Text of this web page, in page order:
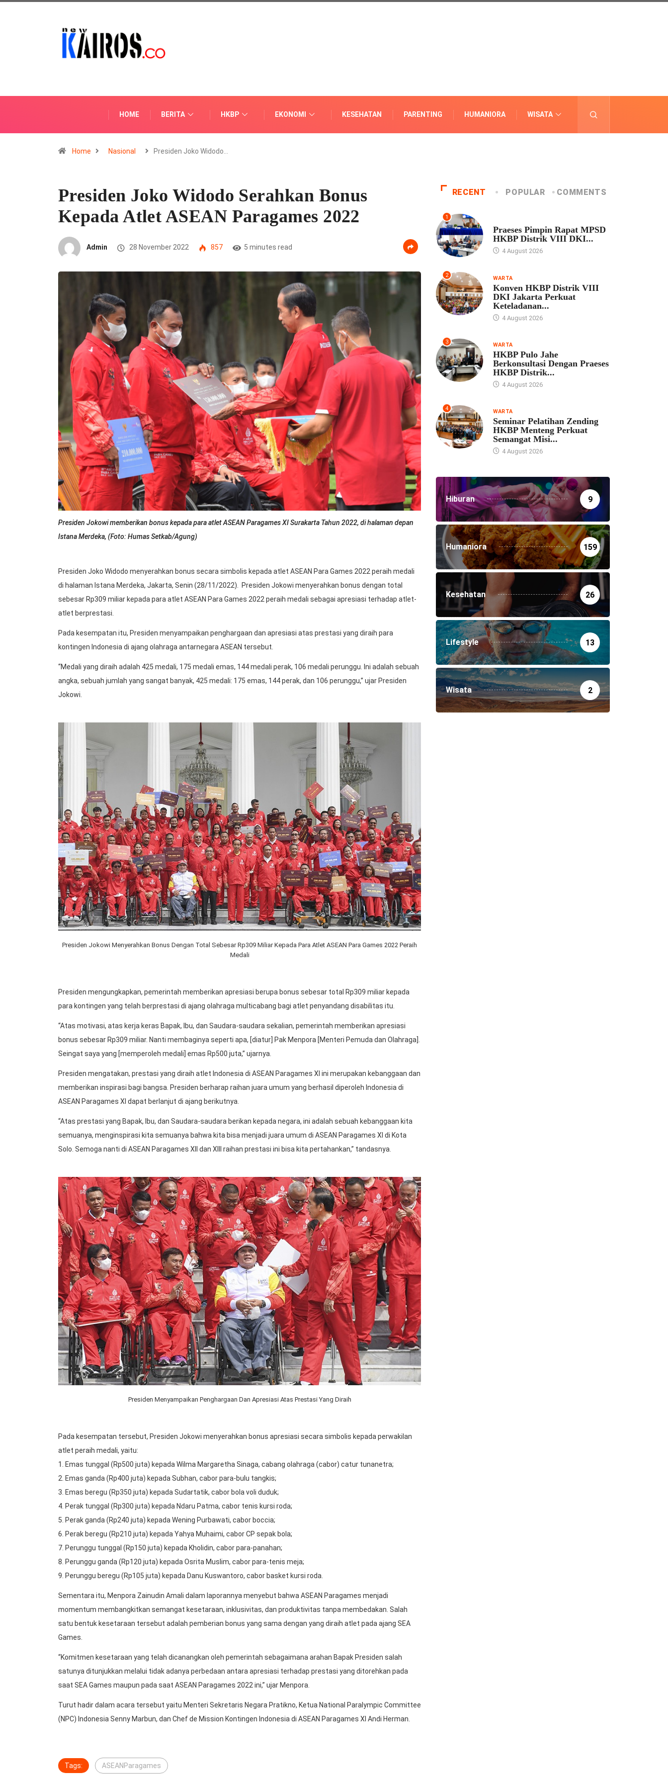
HOME BERITA HKBP EKONOMI KESEHATAN PARENTING HUMANIORA WISATA
Home Nasional Presiden Joko Widodo…
Presiden Joko Widodo Serahkan Bonus
Kepada Atlet ASEAN Paragames 2022
Admin 28 November 2022 857 5 minutes read
Presiden Jokowi memberikan bonus kepada para atlet ASEAN Paragames XI Surakarta Tahun 2022, di halaman depan
Istana Merdeka, (Foto: Humas Setkab/Agung)
Presiden Joko Widodo menyerahkan bonus secara simbolis kepada atlet ASEAN Para Games 2022 peraih medali
di halaman Istana Merdeka, Jakarta, Senin (28/11/2022). Presiden Jokowi menyerahkan bonus dengan total
sebesar Rp309 miliar kepada para atlet ASEAN Para Games 2022 peraih medali sebagai apresiasi terhadap atlet-
atlet berprestasi.
Pada kesempatan itu, Presiden menyampaikan penghargaan dan apresiasi atas prestasi yang diraih para
kontingen Indonesia di ajang olahraga antarnegara ASEAN tersebut.
“Medali yang diraih adalah 425 medali, 175 medali emas, 144 medali perak, 106 medali perunggu. Ini adalah sebuah
angka, sebuah jumlah yang sangat banyak, 425 medali: 175 emas, 144 perak, dan 106 perunggu,” ujar Presiden
Jokowi.
Presiden Jokowi Menyerahkan Bonus Dengan Total Sebesar Rp309 Miliar Kepada Para Atlet ASEAN Para Games 2022 Peraih
Medali
Presiden mengungkapkan, pemerintah memberikan apresiasi berupa bonus sebesar total Rp309 miliar kepada
para kontingen yang telah berprestasi di ajang olahraga multicabang bagi atlet penyandang disabilitas itu.
“Atas motivasi, atas kerja keras Bapak, Ibu, dan Saudara-saudara sekalian, pemerintah memberikan apresiasi
bonus sebesar Rp309 miliar. Nanti membaginya seperti apa, [diatur] Pak Menpora [Menteri Pemuda dan Olahraga].
Seingat saya yang [memperoleh medali] emas Rp500 juta,” ujarnya.
Presiden mengatakan, prestasi yang diraih atlet Indonesia di ASEAN Paragames XI ini merupakan kebanggaan dan
memberikan inspirasi bagi bangsa. Presiden berharap raihan juara umum yang berhasil diperoleh Indonesia di
ASEAN Paragames XI dapat berlanjut di ajang berikutnya.
“Atas prestasi yang Bapak, Ibu, dan Saudara-saudara berikan kepada negara, ini adalah sebuah kebanggaan kita
semuanya, menginspirasi kita semuanya bahwa kita bisa menjadi juara umum di ASEAN Paragames XI di Kota
Solo. Semoga nanti di ASEAN Paragames XII dan XIII raihan prestasi ini bisa kita pertahankan,” tandasnya.
Presiden Menyampaikan Penghargaan Dan Apresiasi Atas Prestasi Yang Diraih
Pada kesempatan tersebut, Presiden Jokowi menyerahkan bonus apresiasi secara simbolis kepada perwakilan
atlet peraih medali, yaitu:
1. Emas tunggal (Rp500 juta) kepada Wilma Margaretha Sinaga, cabang olahraga (cabor) catur tunanetra;
2. Emas ganda (Rp400 juta) kepada Subhan, cabor para-bulu tangkis;
3. Emas beregu (Rp350 juta) kepada Sudartatik, cabor bola voli duduk;
4. Perak tunggal (Rp300 juta) kepada Ndaru Patma, cabor tenis kursi roda;
5. Perak ganda (Rp240 juta) kepada Wening Purbawati, cabor boccia;
6. Perak beregu (Rp210 juta) kepada Yahya Muhaimi, cabor CP sepak bola;
7. Perunggu tunggal (Rp150 juta) kepada Kholidin, cabor para-panahan;
8. Perunggu ganda (Rp120 juta) kepada Osrita Muslim, cabor para-tenis meja;
9. Perunggu beregu (Rp105 juta) kepada Danu Kuswantoro, cabor basket kursi roda.
Sementara itu, Menpora Zainudin Amali dalam laporannya menyebut bahwa ASEAN Paragames menjadi
momentum membangkitkan semangat kesetaraan, inklusivitas, dan produktivitas tanpa membedakan. Salah
satu bentuk kesetaraan tersebut adalah pemberian bonus yang sama dengan yang diraih atlet pada ajang SEA
Games.
“Komitmen kesetaraan yang telah dicanangkan oleh pemerintah sebagaimana arahan Bapak Presiden salah
satunya ditunjukkan melalui tidak adanya perbedaan antara apresiasi terhadap prestasi yang ditorehkan pada
saat SEA Games maupun pada saat ASEAN Paragames 2022 ini,” ujar Menpora.
Turut hadir dalam acara tersebut yaitu Menteri Sekretaris Negara Pratikno, Ketua National Paralympic Committee
(NPC) Indonesia Senny Marbun, dan Chef de Mission Kontingen Indonesia di ASEAN Paragames XI Andi Herman.
Tags: ASEANParagames
RECENT POPULAR COMMENTS
1
Praeses Pimpin Rapat MPSD
HKBP Distrik VIII DKI...
4 August 2026
2 WARTA
Konven HKBP Distrik VIII
DKI Jakarta Perkuat
Keteladanan...
4 August 2026
3 WARTA
HKBP Pulo Jahe
Berkonsultasi Dengan Praeses
HKBP Distrik...
4 August 2026
4 WARTA
Seminar Pelatihan Zending
HKBP Menteng Perkuat
Semangat Misi...
4 August 2026
Hiburan 9
Humaniora 159
Kesehatan 26
Lifestyle 13
Wisata 2